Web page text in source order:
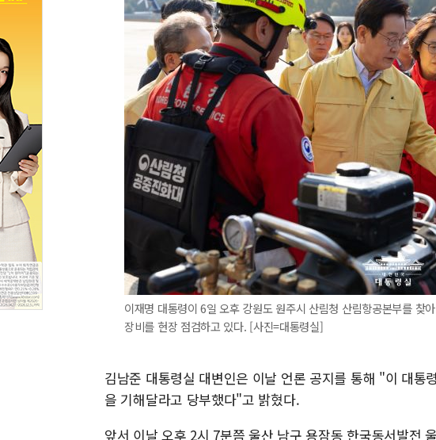
이재명 대통령이 6일 오후 강원도 원주시 산림청 산림항공본부를 찾
장비를 현장 점검하고 있다. [사진=대통령실]
김남준 대통령실 대변인은 이날 언론 공지를 통해 "이 대통
을 기해달라고 당부했다"고 밝혔다.
앞서 이날 오후 2시 7분쯤 울산 남구 용잠동 한국동서발전